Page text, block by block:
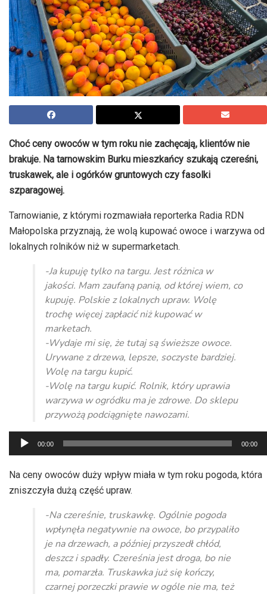
Choć ceny owoców w tym roku nie zachęcają, klientów nie
brakuje. Na tarnowskim Burku mieszkańcy szukają czereśni,
truskawek, ale i ogórków gruntowych czy fasolki
szparagowej.
Tarnowianie, z którymi rozmawiała reporterka Radia RDN
Małopolska przyznają, że wolą kupować owoce i warzywa od
lokalnych rolników niż w supermarketach.
-Ja kupuję tylko na targu. Jest różnica w
jakości. Mam zaufaną panią, od której wiem, co
kupuję. Polskie z lokalnych upraw. Wolę
trochę więcej zapłacić niż kupować w
marketach.
-Wydaje mi się, że tutaj są świeższe owoce.
Urywane z drzewa, lepsze, soczyste bardziej.
Wolę na targu kupić.
-Wolę na targu kupić. Rolnik, który uprawia
warzywa w ogródku ma je zdrowe. Do sklepu
przywożą podciągnięte nawozami.
Odtwarzacz
plików
dźwiękowych
00:00 00:00
Na ceny owoców duży wpływ miała w tym roku pogoda, która
zniszczyła dużą część upraw.
-Na czereśnie, truskawkę. Ogólnie pogoda
wpłynęła negatywnie na owoce, bo przypaliło
je na drzewach, a później przyszedł chłód,
deszcz i spadły. Czereśnia jest droga, bo nie
ma, pomarzła. Truskawka już się kończy,
czarnej porzeczki prawie w ogóle nie ma, też